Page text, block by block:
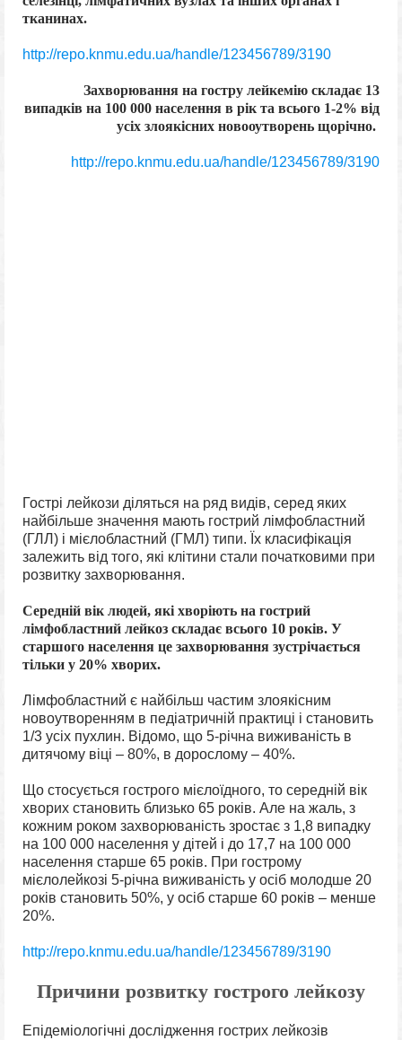
тканинах.
http://repo.knmu.edu.ua/handle/123456789/3190
Захворювання на гостру лейкемію складає 13
випадків на 100 000 населення в рік та всього 1-2% від
усіх злоякісних новооутворень щорічно.
http://repo.knmu.edu.ua/handle/123456789/3190
Гострі лейкози діляться на ряд видів, серед яких
найбільше значення мають гострий лімфобластний
(ГЛЛ) і мієлобластний (ГМЛ) типи. Їх класифікація
залежить від того, які клітини стали початковими при
розвитку захворювання.
Середній вік людей, які хворіють на гострий
лімфобластний лейкоз складає всього 10 років. У
старшого населення це захворювання зустрічається
тільки у 20% хворих.
Лімфобластний є найбільш частим злоякісним
новоутворенням в педіатричній практиці і становить
1/3 усіх пухлин. Відомо, що 5-річна виживаність в
дитячому віці – 80%, в дорослому – 40%.
Що стосується гострого мієлоїдного, то середній вік
хворих становить близько 65 років. Але на жаль, з
кожним роком захворюваність зростає з 1,8 випадку
на 100 000 населення у дітей і до 17,7 на 100 000
населення старше 65 років. При гострому
мієлолейкозі 5-річна виживаність у осіб молодше 20
років становить 50%, у осіб старше 60 років – менше
20%.
http://repo.knmu.edu.ua/handle/123456789/3190
Причини розвитку гострого лейкозу
Епідеміологічні дослідження гострих лейкозів